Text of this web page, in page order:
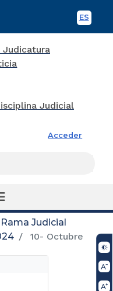
ES
Acceder
Judicial
10- Octubre